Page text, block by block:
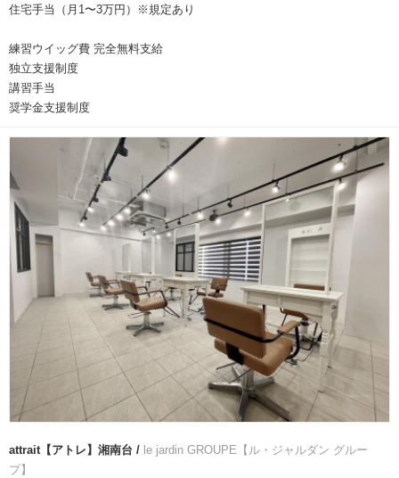
住宅手当（月1〜3万円）※規定あり
練習ウイッグ費 完全無料支給
独立支援制度
講習手当
奨学金支援制度
attrait【アトレ】湘南台 / le jardin GROUPE【ル・ジャルダン グルー
プ】